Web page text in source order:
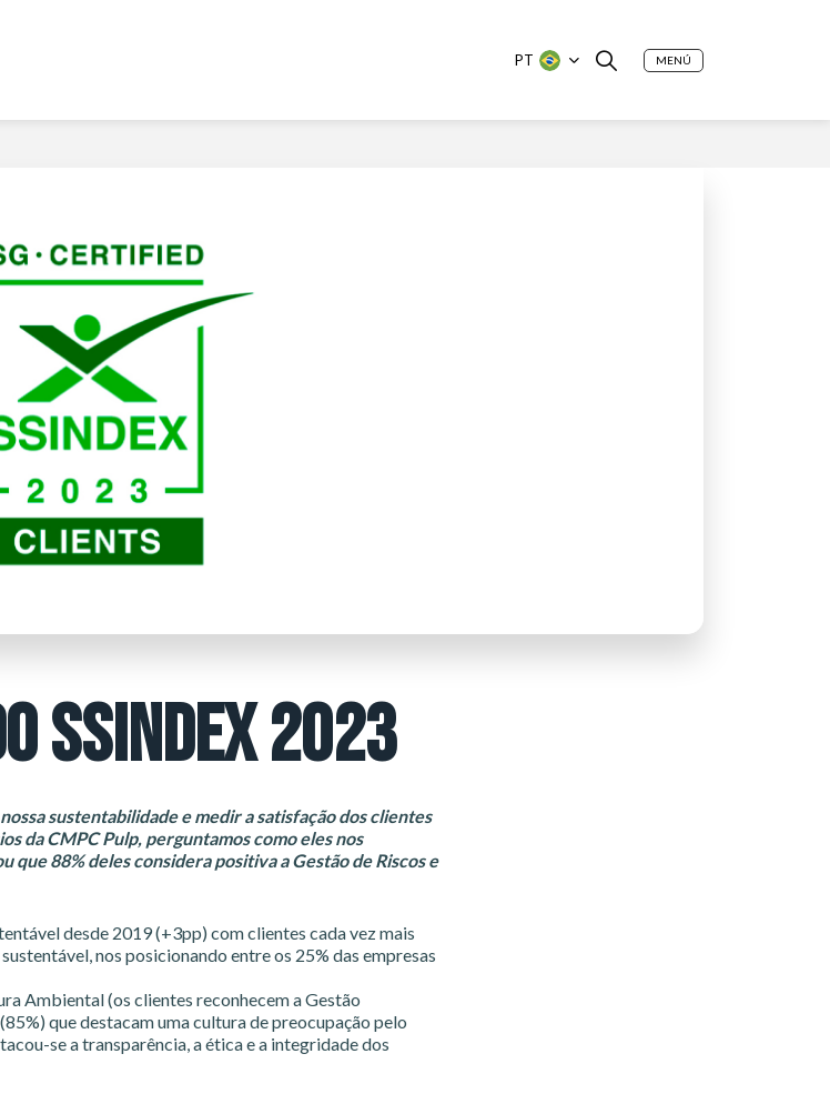
PT MENÚ
SSINDEX 2023
sustentabilidade e medir a satisfação dos clientes
da CMPC Pulp, perguntamos como eles nos
que 88% deles considera positiva a Gestão de Riscos e
desde 2019 (+3pp) com clientes cada vez mais
nos posicionando entre os 25% das empresas
Ambiental (os clientes reconhecem a Gestão
que destacam uma cultura de preocupação pelo
se a transparência, a ética e a integridade dos